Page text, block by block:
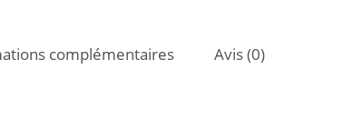
complémentaires Avis (0)